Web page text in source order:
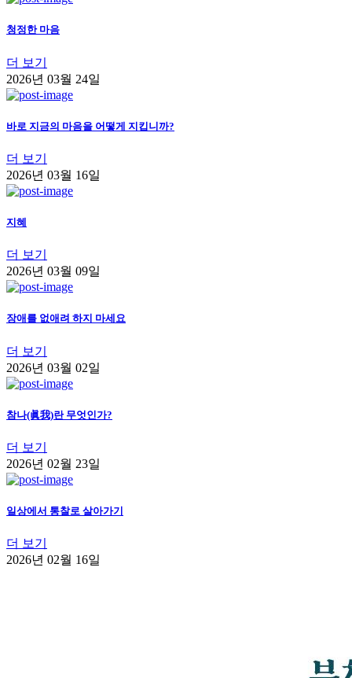
청정한 마음
더 보기
2026년 03월 24일
바로 지금의 마음을 어떻게 지킵니까?
더 보기
2026년 03월 16일
지혜
더 보기
2026년 03월 09일
장애를 없애려 하지 마세요
더 보기
2026년 03월 02일
참나(眞我)란 무엇인가?
더 보기
2026년 02월 23일
일상에서 통찰로 살아가기
더 보기
2026년 02월 16일